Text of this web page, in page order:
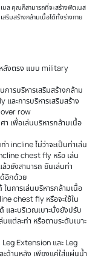
P3
ะออกกำลังกายท่าไหน ม้านั่งยกน้ำห
อง HomeFitTools ก็ตอบโจทย์คุณ
ปรับระดับได้ ถึง 7 ระดับ
กกลาง Incline บริการกล้ามเนื้ออก
ล้ามเนื้อหน้าท้องและหลังส่วนล่าง
ใช้ในการบริหารกล้ามเนื้อส่วนหัว
ถปรับระดับสูงต่ำ หรือ ถอดออกได้ แ
ไว้ให้คุณบริหารกล้ามเนื้อต้นขาด้า
เล่นได้เยอะ ประหยัดพื้นที่ในการติ
ดัมเบล คุณก็สามารถที่จะสร้างฟิต
และเสริมสร้างกล้ามเนื้อได้ทั้งร่าง